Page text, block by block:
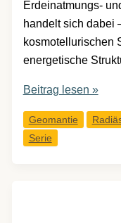
Erdeinatmungs-
handelt sich dabei
kosmotellurischen
energetische
Erdeinatmungs-
Beitrag lesen »
Geomantie
Serie